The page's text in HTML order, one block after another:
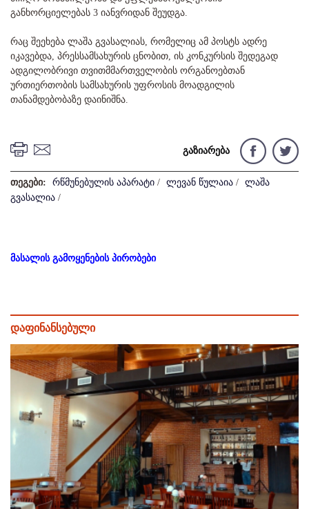
განხორციელებას 3 იანვრიდან შეუდგა.
რაც შეეხება ლაშა გვასალიას, რომელიც ამ პოსტს ადრე
იკავებდა, პრესსამსახურის ცნობით, ის კონკურსის შედეგად
ადგილობრივი თვითმმართველობის ორგანოებთან
ურთიერთობის სამსახურის უფროსის მოადგილის
თანამდებობაზე დაინიშნა.
გაზიარება
თეგები: რწმუნებულის აპარატი / ლევან წულაია / ლაშა
გვასალია /
მასალის გამოყენების პირობები
დაფინანსებული